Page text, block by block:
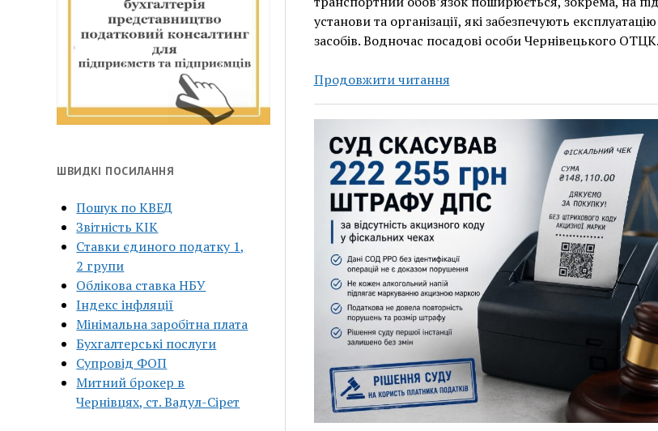
ШВИДКІ ПОСИЛАННЯ
Пошук по КВЕД
Звітність КІК
Ставки єдиного податку 1,
2 групи
Облікова ставка НБУ
Індекс інфляції
Мінімальна заробітна плата
Бухгалтерські послуги
Супровід ФОП
Митний брокер в
Чернівцях, ст. Вадул-Сірет
установи та організації, які забезпечують
засобів. Водночас посадові особи Чернівецького
Продовжити читанняТЦК
області:
підприємства
без
транспортних
засобів
не
зобов’язані
подавати
відомості
про
них